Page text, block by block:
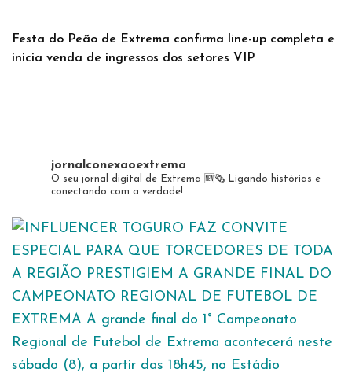
Festa do Peão de Extrema confirma line-up completa e
inicia venda de ingressos dos setores VIP
jornalconexaoextrema
O seu jornal digital de Extrema 🆕️🗞 Ligando histórias e
conectando com a verdade!